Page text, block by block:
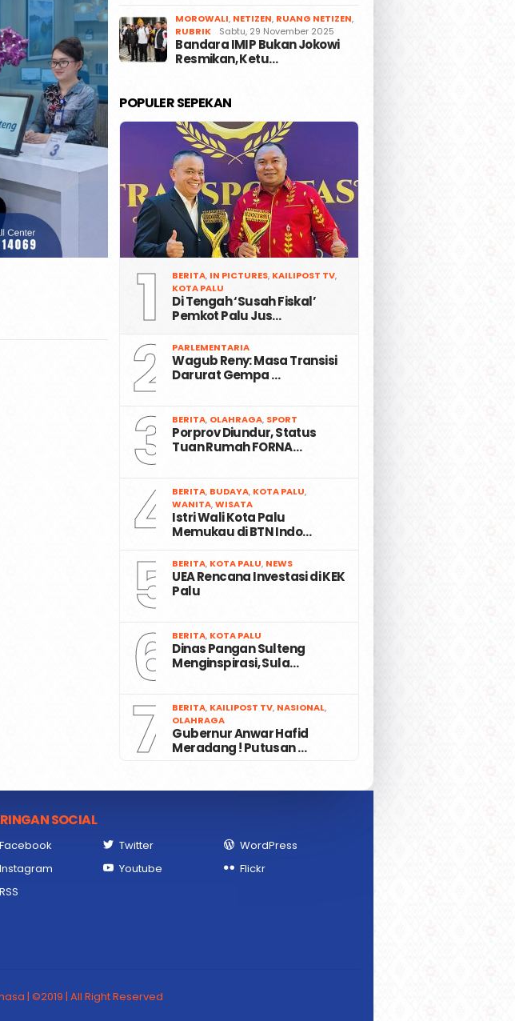
MOROWALI, NETIZEN, RUANG NETIZEN,
RUBRIK
Sabtu, 29 November 2025
Bandara IMIP Bukan Jokowi
Resmikan, Ketu…
POPULER SEPEKAN
1 BERITA, IN PICTURES, KAILIPOST TV,
KOTA PALU
Di Tengah ‘Susah Fiskal’
Pemkot Palu Jus…
2 PARLEMENTARIA
Wagub Reny: Masa Transisi
Darurat Gempa …
3 BERITA, OLAHRAGA, SPORT
Porprov Diundur, Status
Tuan Rumah FORNA…
4BERITA, BUDAYA, KOTA PALU,
WANITA,WISATA
Istri Wali Kota Palu
Memukau di BTN Indo…
5 BERITA, KOTA PALU, NEWS
UEA Rencana Investasi di KEK
Palu
6 BERITA, KOTA PALU
Dinas Pangan Sulteng
Menginspirasi, Sula…
7 BERITA, KAILIPOST TV, NASIONAL,
OLAHRAGA
Gubernur Anwar Hafid
Meradang ! Putusan …
SOCIAL
Facebook Twitter
WordPress
Instagram
Youtube
Flickr
RSS
| ©2019 | All Right Reserved